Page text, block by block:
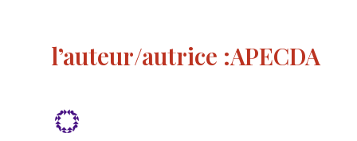
l’auteur/autrice :APECDA